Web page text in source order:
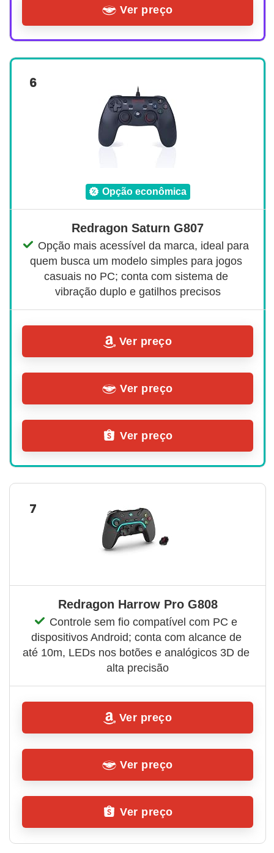
Ver preço
6
opção econômica
Redragon Saturn G807
Opção mais acessível da marca, ideal para
quem busca um modelo simples para jogos
casuais no PC; conta com sistema de
vibração duplo e gatilhos precisos
Ver preço
Ver preço
Ver preço
7
Redragon Harrow Pro G808
Controle sem fio compatível com PC e
dispositivos Android; conta com alcance de
até 10m, LEDs nos botões e analógicos 3D de
alta precisão
Ver preço
Ver preço
Ver preço